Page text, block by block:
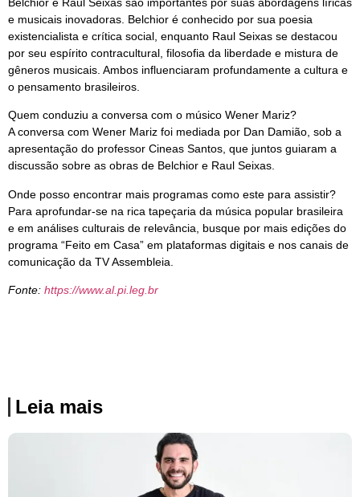
e musicais inovadoras. Belchior é conhecido por sua poesia
existencialista e crítica social, enquanto Raul Seixas se destacou
por seu espírito contracultural, filosofia da liberdade e mistura de
gêneros musicais. Ambos influenciaram profundamente a cultura e
o pensamento brasileiros.
Quem conduziu a conversa com o músico Wener Mariz?
A conversa com Wener Mariz foi mediada por Dan Damião, sob a
apresentação do professor Cineas Santos, que juntos guiaram a
discussão sobre as obras de Belchior e Raul Seixas.
Onde posso encontrar mais programas como este para assistir?
Para aprofundar-se na rica tapeçaria da música popular brasileira
e em análises culturais de relevância, busque por mais edições do
programa “Feito em Casa” em plataformas digitais e nos canais de
comunicação da TV Assembleia.
Fonte: https://www.al.pi.leg.br
Leia mais